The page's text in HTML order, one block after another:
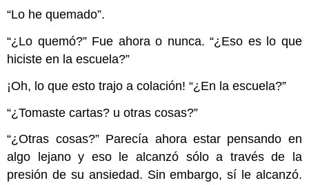
“Lo he quemado”.
“¿Lo quemó?” Fue ahora o nunca. “¿Eso es lo que
hiciste en la escuela?”
¡Oh, lo que esto trajo a colación! “¿En la escuela?”
“¿Tomaste cartas? u otras cosas?”
“¿Otras cosas?” Parecía ahora estar pensando en
algo lejano y eso le alcanzó sólo a través de la
presión de su ansiedad. Sin embargo, sí le alcanzó.